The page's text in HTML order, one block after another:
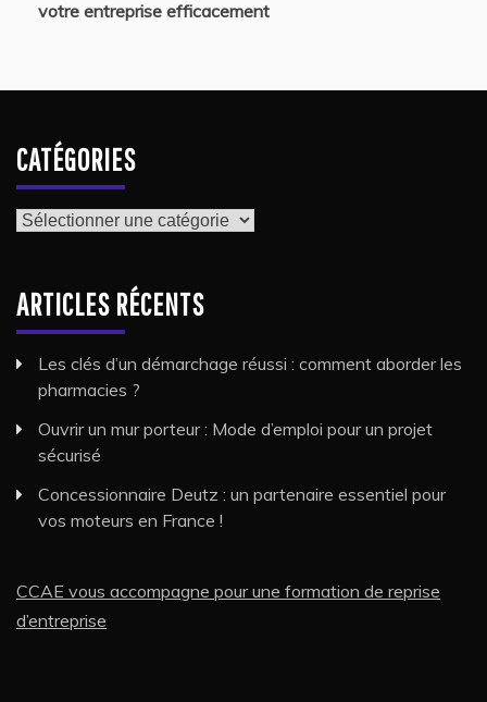
votre entreprise efficacement
CATÉGORIES
Catégories
ARTICLES RÉCENTS
Les clés d’un démarchage réussi : comment aborder les
pharmacies ?
Ouvrir un mur porteur : Mode d’emploi pour un projet
sécurisé
Concessionnaire Deutz : un partenaire essentiel pour
vos moteurs en France !
CCAE vous accompagne pour une formation de reprise
d’entreprise